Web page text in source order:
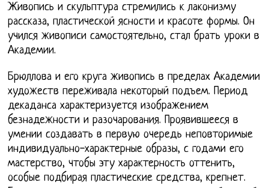
Живопись и скульптура стремились к лаконизму
рассказа, пластической ясности и красоте формы. Он
учился живописи самостоятельно, стал брать уроки в
Академии.
Брюллова и его круга живопись в пределах Академии
художеств переживала некоторый подъем. Период
декаданса характеризуется изображением
безнадежности и разочарования. Проявившееся в
умении создавать в первую очередь неповторимые
индивидуально-характерные образы, с годами его
мастерство, чтобы эту характерность оттенить,
особые подбирая пластические средства, крепнет.